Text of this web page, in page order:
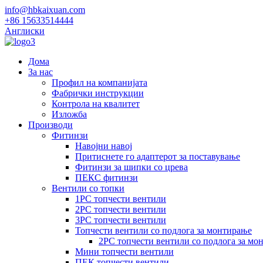
info@hbkaixuan.com
+86 15633514444
Англиски
Дома
За нас
Профил на компанијата
Фабрички инструкции
Контрола на квалитет
Изложба
Производи
Фитинзи
Навојни навој
Притиснете го адаптерот за поставување
Фитинзи за шипки со црева
ПЕКС фитинзи
Вентили со топки
1PC топчести вентили
2PC топчести вентили
3PC топчести вентили
Топчести вентили со подлога за монтирање
2PC топчести вентили со подлога за
Мини топчести вентили